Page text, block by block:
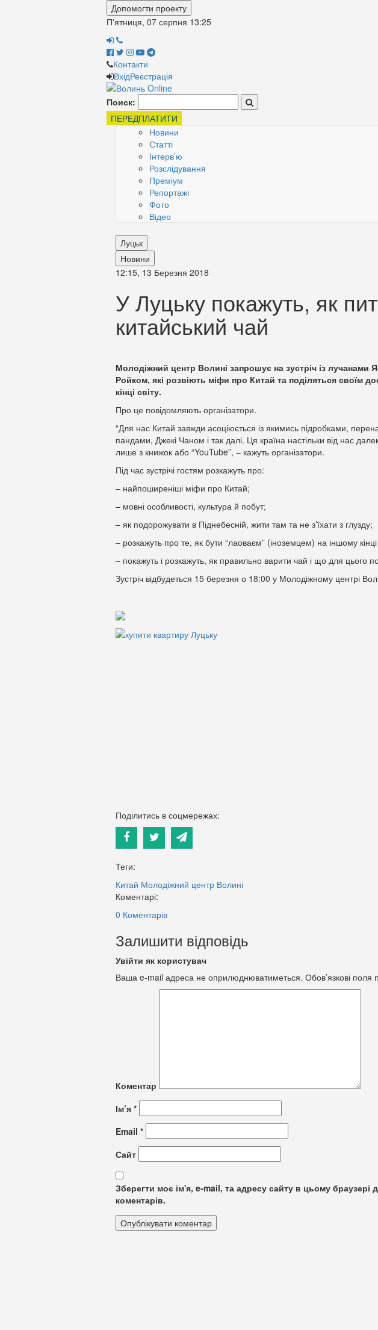
Допомогти проекту
П'ятниця, 07 серпня 13:25
Контакти
ВхідРеєстрація
Поиск:
ПЕРЕДПЛАТИТИ
Новини
Статті
Інтерв’ю
Розслідування
Преміум
Репортажі
Фото
Відео
Луцьк
Новини
12:15, 13 Березня 2018
У Луцьку покажуть, як
китайський чай
Молодіжний центр Волині запрошує на зустріч із
Ройком, які розвіють міфи про Китай та поділяться своїм
кінці світу.
Про це повідомляють організатори.
“Для нас Китай завжди асоціюється із якимись підробками,
пандами, Джекі Чаном і так далі. Ця країна настільки від нас
лише з книжок або “YouTube”, – кажуть організатори.
Під час зустрічі гостям розкажуть про:
– найпоширеніші міфи про Китай;
– мовні особливості, культура й побут;
– як подорожувати в Піднебесній, жити там та не з’їхати з глузду;
– розкажуть про те, як бути “лаоваєм” (іноземцем) на іншому кінці
– покажуть і розкажуть, як правильно варити чай і що для цього
Зустріч відбудеться 15 березня о 18:00 у Молодіжному центрі
Поділитись в соцмережах:
Теги:
Китай Молодіжний центр Волині
Коментарі:
0 Коментарів
Залишити відповідь
Увійти як користувач
Ваша e-mail адреса не оприлюднюватиметься. Обов’язкові поля
Коментар
Ім’я *
Email *
Сайт
Зберегти моє ім'я, e-mail, та адресу сайту в цьому браузері
коментарів.